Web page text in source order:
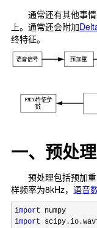
通常还有其他事情
上。通常还会附加
终特征。
一、预处理
预处理包括预加
样频率为8kHz， 语音
import
import